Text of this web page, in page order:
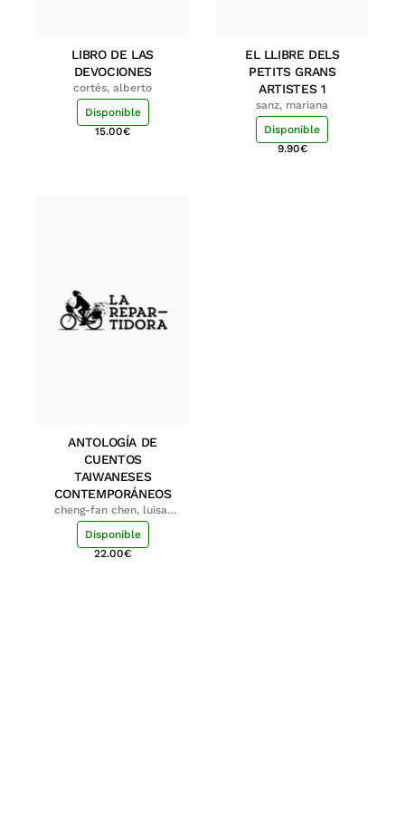
LIBRO DE LAS
DEVOCIONES
cortés, alberto
Disponible
15.00€
EL LLIBRE DELS
PETITS GRANS
ARTISTES 1
sanz, mariana
Disponible
9.90€
ANTOLOGÍA DE
CUENTOS
TAIWANESES
CONTEMPORÁNEOS
cheng-fan chen, luisa;
shu-ying chang, luisa
Disponible
22.00€